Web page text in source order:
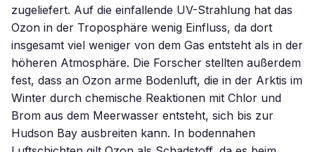
zugeliefert. Auf die einfallende UV-Strahlung hat das
Ozon in der Troposphäre wenig Einfluss, da dort
insgesamt viel weniger von dem Gas entsteht als in der
höheren Atmosphäre. Die Forscher stellten außerdem
fest, dass an Ozon arme Bodenluft, die in der Arktis im
Winter durch chemische Reaktionen mit Chlor und
Brom aus dem Meerwasser entsteht, sich bis zur
Hudson Bay ausbreiten kann. In bodennahen